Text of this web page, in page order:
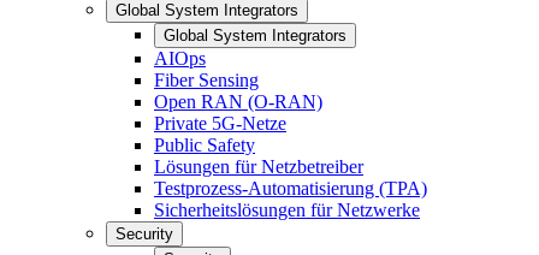
Global System Integrators
Global System Integrators
AIOps
Fiber Sensing
Open RAN (O-RAN)
Private 5G-Netze
Public Safety
Lösungen für Netzbetreiber
Testprozess-Automatisierung (TPA)
Sicherheitslösungen für Netzwerke
Security